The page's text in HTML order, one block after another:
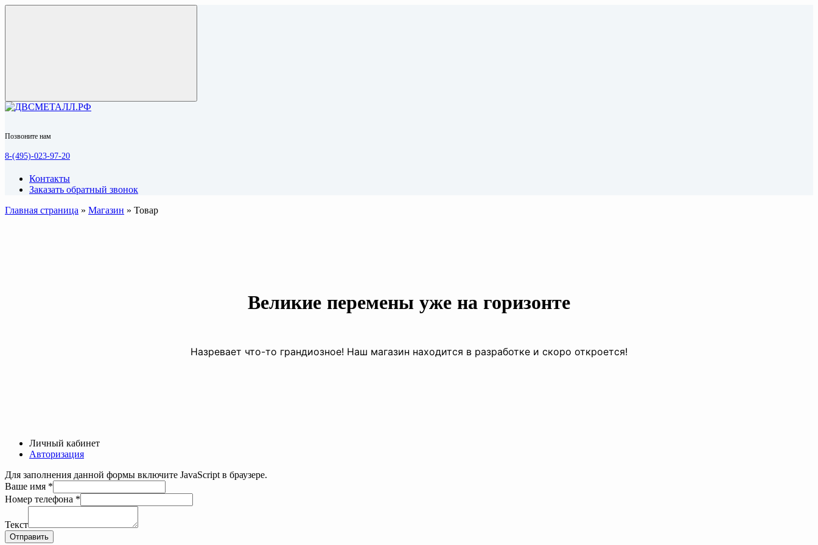
Позвоните нам
8-(495)-023-97-20
Контакты
Заказать обратный звонок
Главная страница » Магазин » Товар
Великие перемены уже на горизонте
Назревает что-то грандиозное! Наш магазин находится в разработке и скоро откроется!
Личный кабинет
Авторизация
Для заполнения данной формы включите JavaScript в браузере.
имя
телефона
Ваше имя *
Номер телефона *
Текст
Отправить